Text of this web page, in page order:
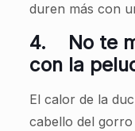
duren más con
4. No te
con la
El calor de la
cabello del